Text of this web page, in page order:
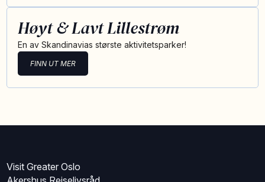
Høyt & Lavt Lillestrøm
En av Skandinavias største aktivitetsparker!
FINN UT MER
Visit Greater Oslo